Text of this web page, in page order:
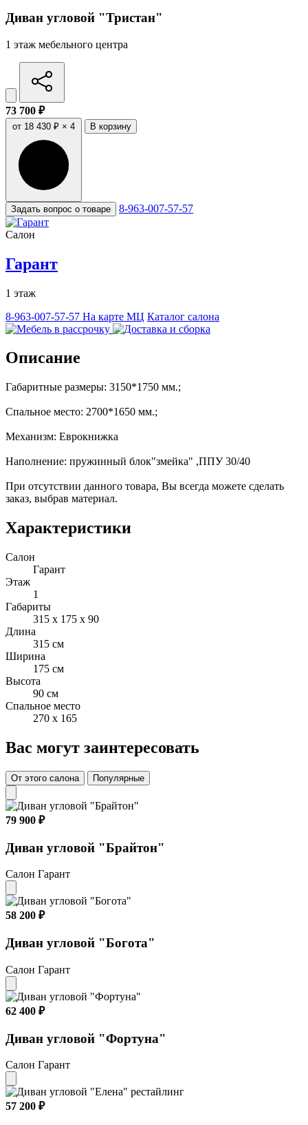
Диван угловой "Тристан"
1 этаж мебельного центра
73 700 ₽
от 18 430 ₽ × 4 В корзину
Задать вопрос о товаре 8-963-007-57-57
Салон
Гарант
1 этаж
8-963-007-57-57 На карте МЦ Каталог салона
Описание
Габаритные размеры: 3150*1750 мм.;
Спальное место: 2700*1650 мм.;
Механизм: Еврокнижка
Наполнение: пружинный блок"змейка" ,ППУ 30/40
При отсутствии данного товара, Вы всегда можете сделать
заказ, выбрав материал.
Характеристики
Салон
Гарант
Этаж
1
Габариты
315 x 175 x 90
Длина
315 см
Ширина
175 см
Высота
90 см
Спальное место
270 x 165
Вас могут заинтересовать
От этого салона Популярные
79 900 ₽
Диван угловой "Брайтон"
Салон Гарант
58 200 ₽
Диван угловой "Богота"
Салон Гарант
62 400 ₽
Диван угловой "Фортуна"
Салон Гарант
57 200 ₽